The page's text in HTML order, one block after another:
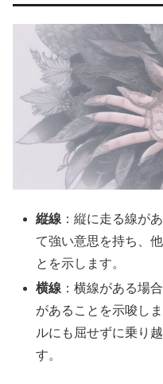
縦線 ：縦に走る線が
て強い意思を持ち、
とを示します。
横線 ：横線がある場
があることを示唆し
ルにも屈せずに乗り
す。